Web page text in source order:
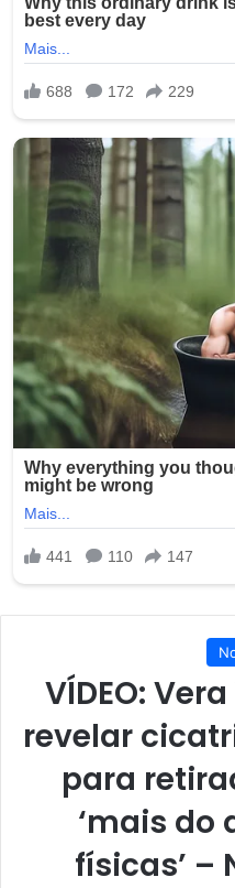
VÍDEO:
revelar
para
‘mais do
físicas’ –